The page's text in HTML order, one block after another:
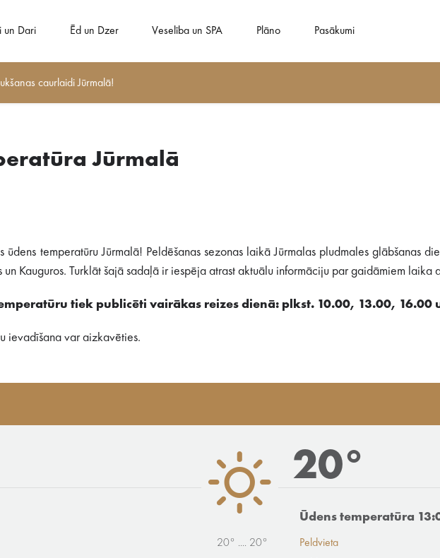
un Dari Ēd un Dzer Veselība un SPA Plāno Pasākumi
caurlaidi Jūrmalā!
Jūrmalā
temperatūru Jūrmalā! Peldēšanas sezonas laikā Jūrmalas pludmales glābšanas
Kauguros. Turklāt šajā sadaļā ir iespēja atrast aktuālu informāciju par gaidāmiem
tiek publicēti vairākas reizes dienā: plkst. 10.00, 13.00, 16.00
ievadīšana var aizkavēties.
20°
20° .... 20°
Ūdens temperatūra
Peldvieta